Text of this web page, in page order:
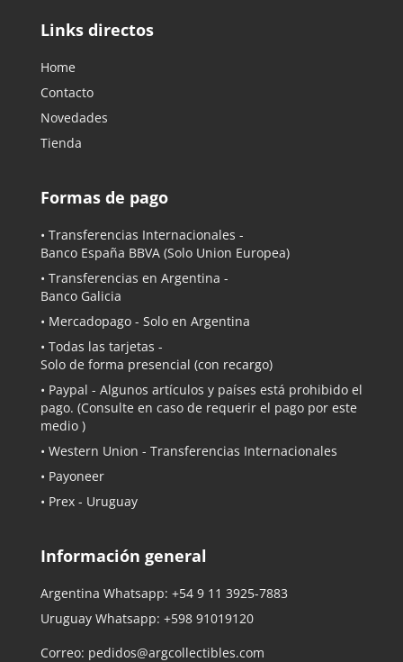
Links directos
Home
Contacto
Novedades
Tienda
Formas de pago
• Transferencias Internacionales -
Banco España BBVA (Solo Union Europea)
• Transferencias en Argentina -
Banco Galicia
• Mercadopago - Solo en Argentina
• Todas las tarjetas -
Solo de forma presencial (con recargo)
• Paypal - Algunos artículos y países está prohibido el
pago. (Consulte en caso de requerir el pago por este
medio )
• Western Union - Transferencias Internacionales
• Payoneer
• Prex - Uruguay
Información general
Argentina Whatsapp: +54 9 11 3925-7883
Uruguay Whatsapp: +598 91019120
Correo: pedidos@argcollectibles.com